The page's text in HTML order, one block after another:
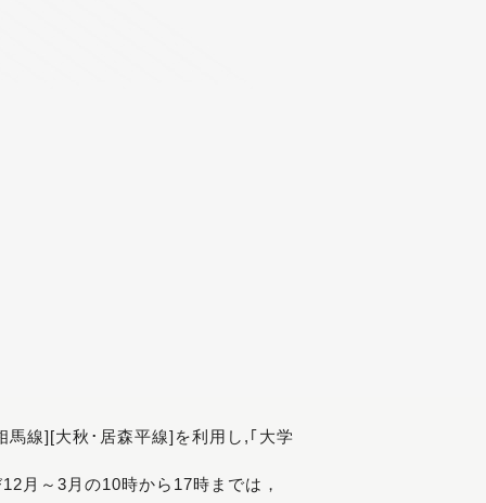
線][大秋･居森平線]を利用し,｢大学
月～3月の10時から17時までは，